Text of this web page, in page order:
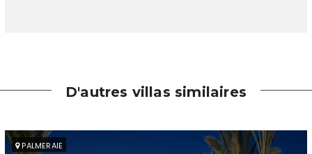
D'autres villas similaires
PALMERAIE